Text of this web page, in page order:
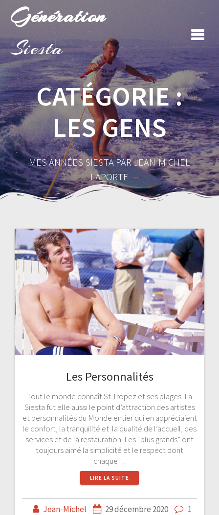
Génération
Siesta
CATÉGORIE :
LES GENS
MES ANNÉES SIESTA PAR JEAN-MICHEL
LAPORTE
Les Personnalités
Tout le monde connaît St Tropez et ses plages. La
Siesta fut elle aussi le point d’attraction des artistes
et personnalités du Monde entier qui en appréciaient
le confort, la tranquilité et la qualité de l’accueil, des
services et de la restauration. Les “plus grands” ont
toujours aimé la simplicité et le respect dont
chaque…
LIRE LA SUITE
Jean-Michel 29 décembre 2020 1